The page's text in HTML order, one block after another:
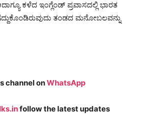
ಕಳೆದ ಇಂಗ್ಲೆಂಡ್ ಪ್ರವಾಸದಲ್ಲಿ ಭಾರತ
ತಂಡದ ಮನೋಬಲವನ್ನು
channel onWhatsApp
follow the latest updates